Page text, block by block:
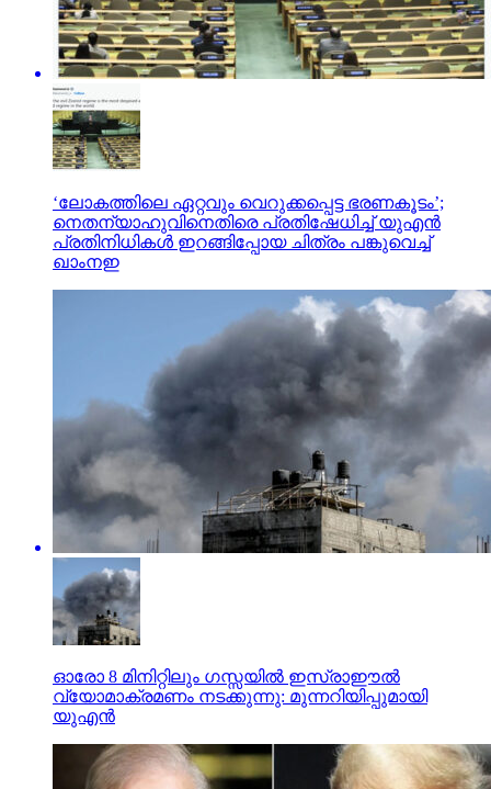
‘ലോകത്തിലെ ഏറ്റവും വെറുക്കപ്പെട്ട ഭരണകൂടം’;
നെതന്യാഹുവിനെതിരെ പ്രതിഷേധിച്ച് യുഎന്‍
പ്രതിനിധികള്‍ ഇറങ്ങിപ്പോയ ചിത്രം പങ്കുവെച്ച്
ഖാംനഇ
ഓരോ 8 മിനിറ്റിലും ഗസ്സയില്‍ ഇസ്രാഈല്‍
വ്യോമാക്രമണം നടക്കുന്നു: മുന്നറിയിപ്പുമായി
യുഎന്‍